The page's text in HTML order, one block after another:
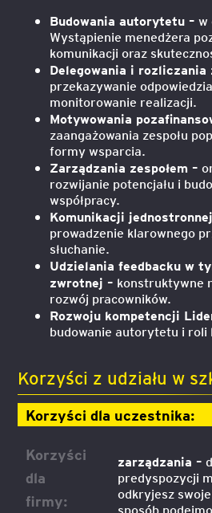
Budowania autorytetu –w
Wystąpienie menedżera
komunikacji oraz
Delegowania i rozliczania
przekazywanie
monitorowanie realizacji.
Motywowania
zaangażowania zespołu
formy wsparcia.
Zarządzania zespołem –
rozwijanie potencjału i
współpracy.
Komunikacji
prowadzenie klarownego
słuchanie.
Udzielania feedbacku w
zwrotnej – konstruktywne
rozwój pracowników.
Rozwoju kompetencji
budowanie autorytetu i roli
Korzyści z udziału w
Korzyści dla uczestnika:
Korzyści
dla
firmy:
zarządzania –
predyspozycji
odkryjesz
sposób